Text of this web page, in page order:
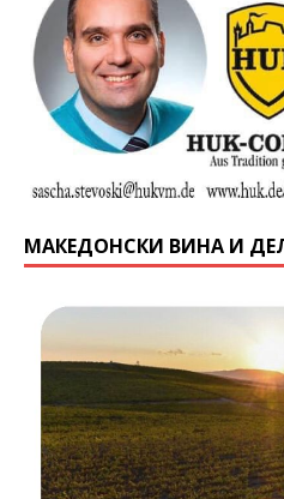
МАКЕДОНСКИ ВИНА И